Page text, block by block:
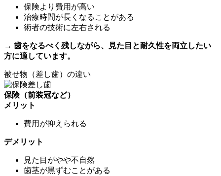
保険より費用が高い
治療時間が長くなることがある
術者の技術に左右される
→ 歯をなるべく残しながら、見た目と耐久性を両立したい
方に適しています。
被せ物（差し歯）の違い
保険（前装冠など）
メリット
費用が抑えられる
デメリット
見た目がやや不自然
歯茎が黒ずむことがある